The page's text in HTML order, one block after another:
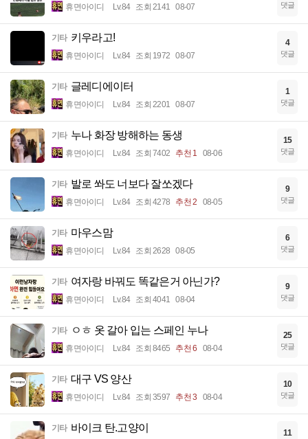
휴면아이디 Lv.84 조회 2141 08-07 댓글
기타 키우라고!
휴면아이디 Lv.84 조회 1972 08-07
4
댓글
기타 글레디에이터
휴면아이디 Lv.84 조회 2201 08-07
1
댓글
기타 누나 화장 방해하는 동생
휴면아이디 Lv.84 조회 7402 추천 1 08-06
15
댓글
기타 발로 쏴도 너보다 잘쏘겠다
휴면아이디 Lv.84 조회 4278 추천 2 08-05
9
댓글
기타 마우스맘
휴면아이디 Lv.84 조회 2628 08-05
6
댓글
기타 여자랑 바꿔도 똑같은거 아닌가?
휴면아이디 Lv.84 조회 4041 08-04
9
댓글
기타 ㅇㅎ 옷 갈아 입는 스페인 누나
휴면아이디 Lv.84 조회 8465 추천 6 08-04
25
댓글
기타 대구 VS 양산
휴면아이디 Lv.84 조회 3597 추천 3 08-04
10
댓글
기타 바이크 탄.고양이 11